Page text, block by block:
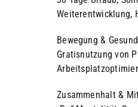
Weiterentwicklung,
Bewegung &
Gratisnutzung von
Zusammenhalt &